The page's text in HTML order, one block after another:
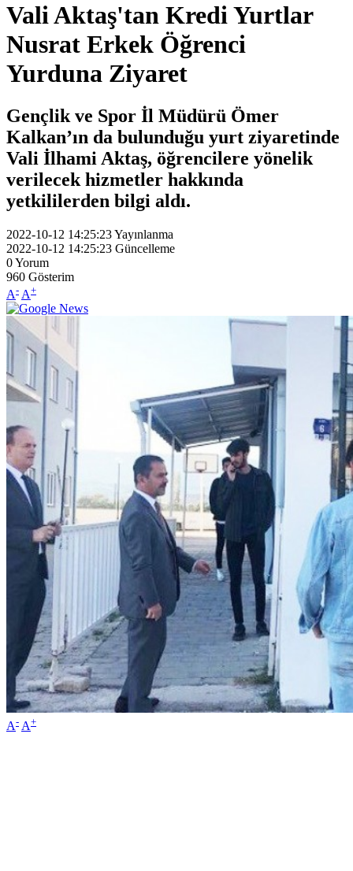
Vali Aktaş'tan Kredi Yurtlar
Nusrat Erkek Öğrenci
Yurduna Ziyaret
Gençlik ve Spor İl Müdürü Ömer
Kalkan’ın da bulunduğu yurt ziyaretinde
Vali İlhami Aktaş, öğrencilere yönelik
verilecek hizmetler hakkında
yetkililerden bilgi aldı.
2022-10-12 14:25:23Yayınlanma
2022-10-12 14:25:23 Güncelleme
0Yorum
960 Gösterim
A- A+
A- A+